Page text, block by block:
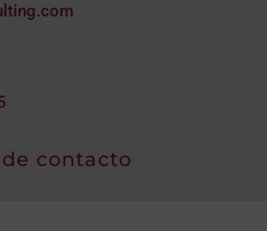
contacto